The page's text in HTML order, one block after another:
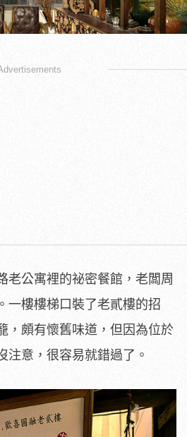
老公寓裡的祕密餐館，老闆周
一樓樓梯口裝了老貳樓的招
，頗有懷舊味道，但因為位於
注意，很容易就錯過了。